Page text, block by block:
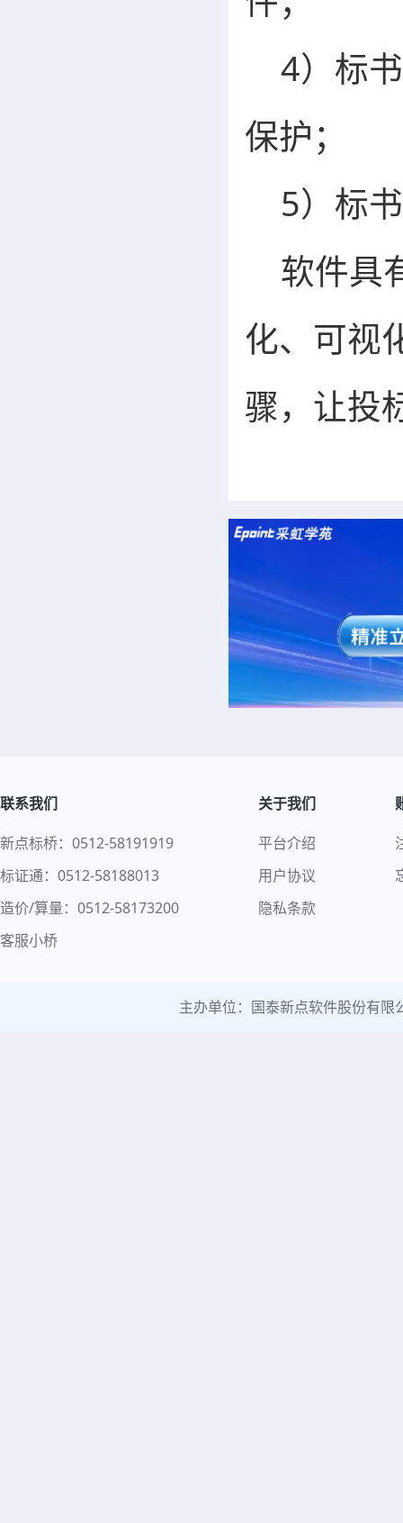
联系我们
新点标桥：0512-58191919
标证通：0512-58188013
造价/算量：0512-58173200
客服小桥
关于我们
平台介绍
用户协议
隐私条款
主办单位：国泰新点软件股份有限